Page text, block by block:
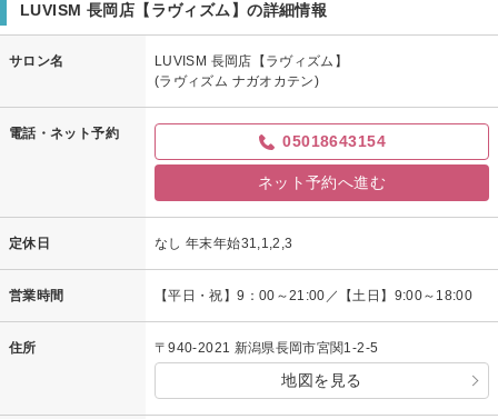
LUVISM 長岡店【ラヴィズム】の詳細情報
サロン名
LUVISM 長岡店【ラヴィズム】
(ラヴィズム ナガオカテン)
電話・ネット予約 05018643154
ネット予約へ進む
定休日 なし 年末年始31,1,2,3
営業時間 【平日・祝】9：00～21:00／【土日】9:00～18:00
住所 〒940-2021 新潟県長岡市宮関1-2-5
地図を見る